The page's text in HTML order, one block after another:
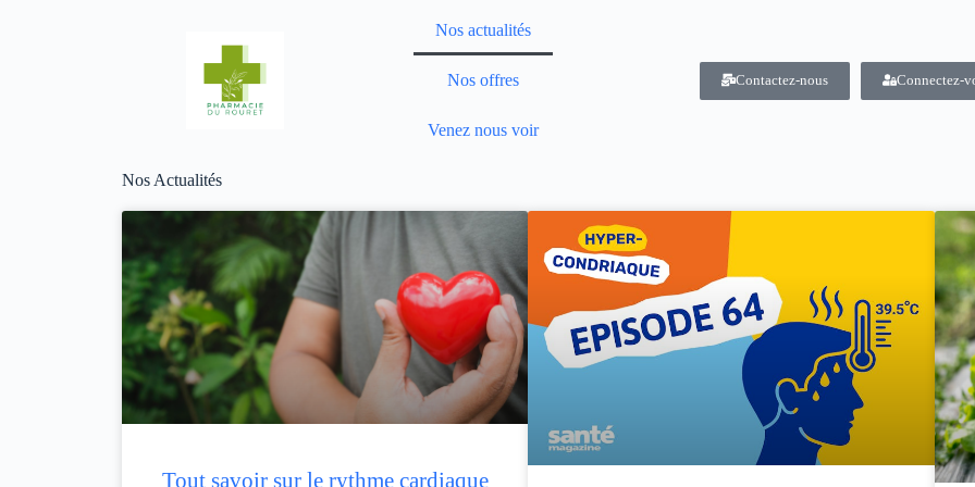
Nos actualités
Nos offres
Venez nous voir
Contactez-nous Connectez-
Nos Actualités
Tout savoir sur le rythme cardiaque